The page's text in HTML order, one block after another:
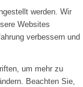
werden. Wir
Websites
verbessern und
um mehr zu
Beachten Sie,